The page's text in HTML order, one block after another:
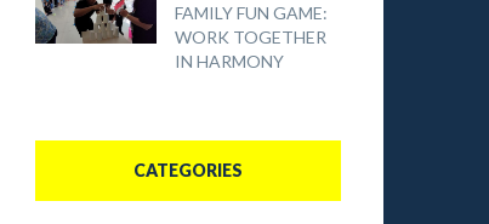
FAMILY FUN GAME:
WORK TOGETHER
IN HARMONY
CATEGORIES